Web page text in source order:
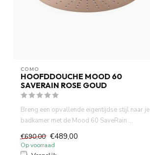
COMO
HOOFDDOUCHE MOOD 60
SAVERAIN ROSE GOUD
Breng een opvallende eigentijdse stijl naar je
badkamer met de Mood 60 SaveRain ...
€690,00 €489,00
Op voorraad